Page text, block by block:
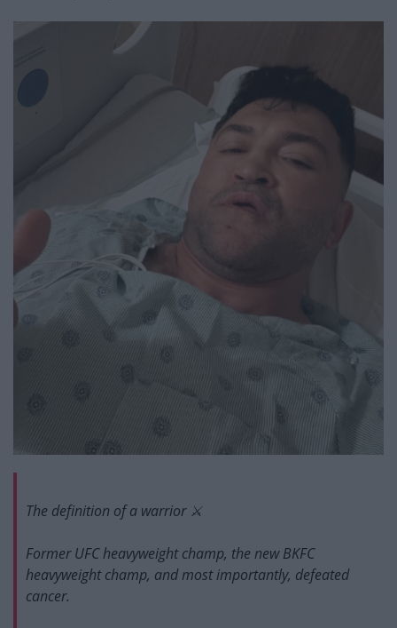
The definition of a warrior ⚔️
Former UFC heavyweight champ, the new BKFC
heavyweight champ, and most importantly, defeated
cancer.